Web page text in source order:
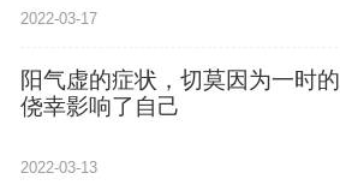
2022-03-17
阳气虚的症状，切莫因为一时的
侥幸影响了自己
2022-03-13